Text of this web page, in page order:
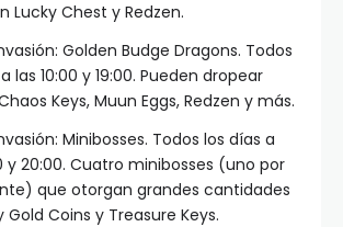
Lucky Chest y Redzen.
Golden Budge Dragons. Todos
las 10:00 y 19:00. Pueden dropear
Keys, Muun Eggs, Redzen y más.
Minibosses. Todos los días a
y 20:00. Cuatro minibosses (uno por
que otorgan grandes cantidades
Gold Coins y Treasure Keys.